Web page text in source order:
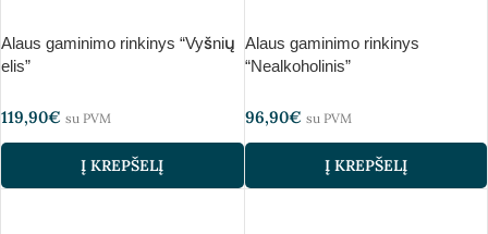
Alaus gaminimo rinkinys “Vyšnių
elis”
119,90€ su PVM
Į KREPŠELĮ
Alaus gaminimo rinkinys
“Nealkoholinis”
96,90€ su PVM
Į KREPŠELĮ